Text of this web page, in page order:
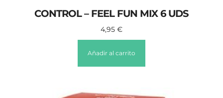
CONTROL – FEEL FUN MIX 6 UDS
4,95 €
Añadir al carrito